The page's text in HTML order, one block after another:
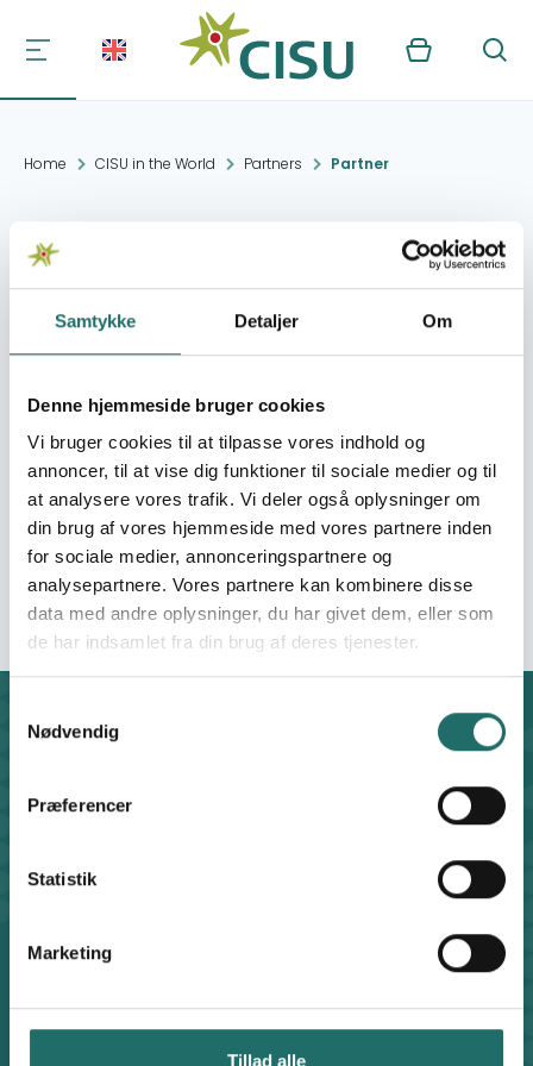
Samtykke Detaljer Om
Denne hjemmeside bruger cookies
Vi bruger cookies til at tilpasse vores indhold og
annoncer, til at vise dig funktioner til sociale medier og til
at analysere vores trafik. Vi deler også oplysninger om
din brug af vores hjemmeside med vores partnere inden
for sociale medier, annonceringspartnere og
analysepartnere. Vores partnere kan kombinere disse
data med andre oplysninger, du har givet dem, eller som
de har indsamlet fra din brug af deres tjenester.
Nødvendig
Præferencer
Statistik
Marketing
Tillad alle
Kurv Søg
Home CISU in the World Partners Partner
Independent School
Teachers Trade Union
(ISTT)
Contact:
81-badre street-
Hadayek Al-quba
Cairo
Organisation:
Gymnasieskolernes
Lærerforening
Contact
+45 8612 0342
Facebook
Find Staff Members